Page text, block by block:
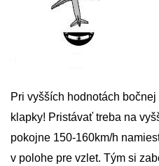
Pri vyšších hodnotách
klapky! Pristávať treba na
pokojne 150-160km/h
v polohe pre vzlet. Tým si